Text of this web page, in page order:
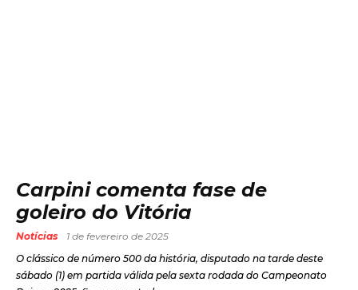
Carpini comenta fase de
goleiro do Vitória
Notícias
1 de fevereiro de 2025
O clássico de número 500 da história, disputado na tarde deste
sábado (1) em partida válida pela sexta rodada do Campeonato